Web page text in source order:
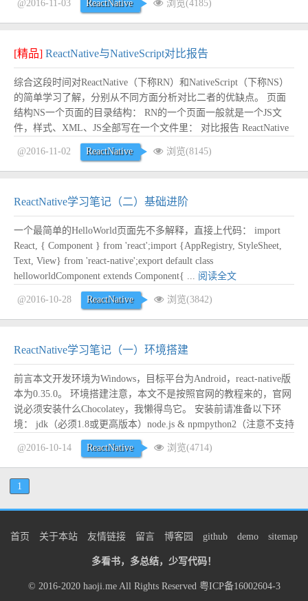
上面的命令之后p...阅读全文
@2016-11-03 ReactNative 浏览(4185)
[精品] ReactNative与NativeScript对比报告
综合这段时间对ReactNative（下称RN）和NativeScript（下称NS）
的简单学习了解，分别从不同方面分析对比二者的优缺点。 页面
结构NS一个页面的目录结构： RN的一个页面一般就是一个JS文
件，样式、XML、JS全部写在一个文件里： 对比报告 ReactNative
NativeScript 对比结果 与传统web开发的差异性（学习...
@2016-11-02
ReactNative 浏览(8145)
ReactNative学习笔记（二）基础进阶
一个最简单的HelloWorld页面先不多解释，直接上代码： import
React, { Component } from 'react';import {AppRegistry, StyleSheet,
Text, View} from 'react-native';export default class
helloworldComponent extends Component{ ... 阅读全文
@2016-10-28 ReactNative 浏览(3842)
ReactNative学习笔记（一）环境搭建
前言本文开发环境为Windows，目标平台为Android，react-native版
本为0.35.0。 环境搭建注意，本文不是按照官网的教程来的，官网
说必须安装什么Chocolatey，我懒得鸟它。 安装前请准备以下环
境： jdk（必须1.8或更高版本）node.js & npmpython2（注意不支持
python3，我的是2.7）android sdk（并且已经配置好相关环境变
量）...
阅读全文
@2016-10-14 ReactNative 浏览(4714)
1
首页 关于本站 友情链接 留言 博客园 github demo sitemap
多看书，多总结，少写代码！
© 2016-2020 haoji.meAll Rights Reserved 粤ICP备16002604-3